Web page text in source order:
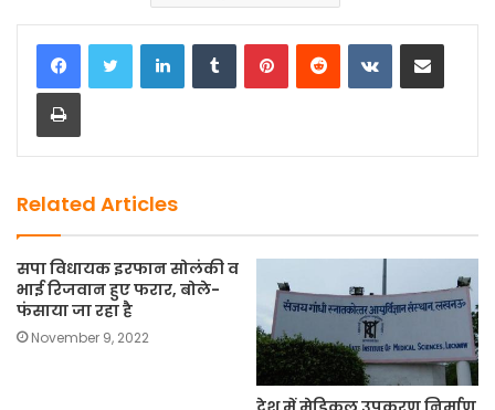
LinkedInTumblrPinterestReddit VKontakteShare via Email
Print
Related Articles
सपा विधायक इरफान सोलंकी व
भाई रिजवान हुए फरार, बोले-
फंसाया जा रहा है
November 9, 2022